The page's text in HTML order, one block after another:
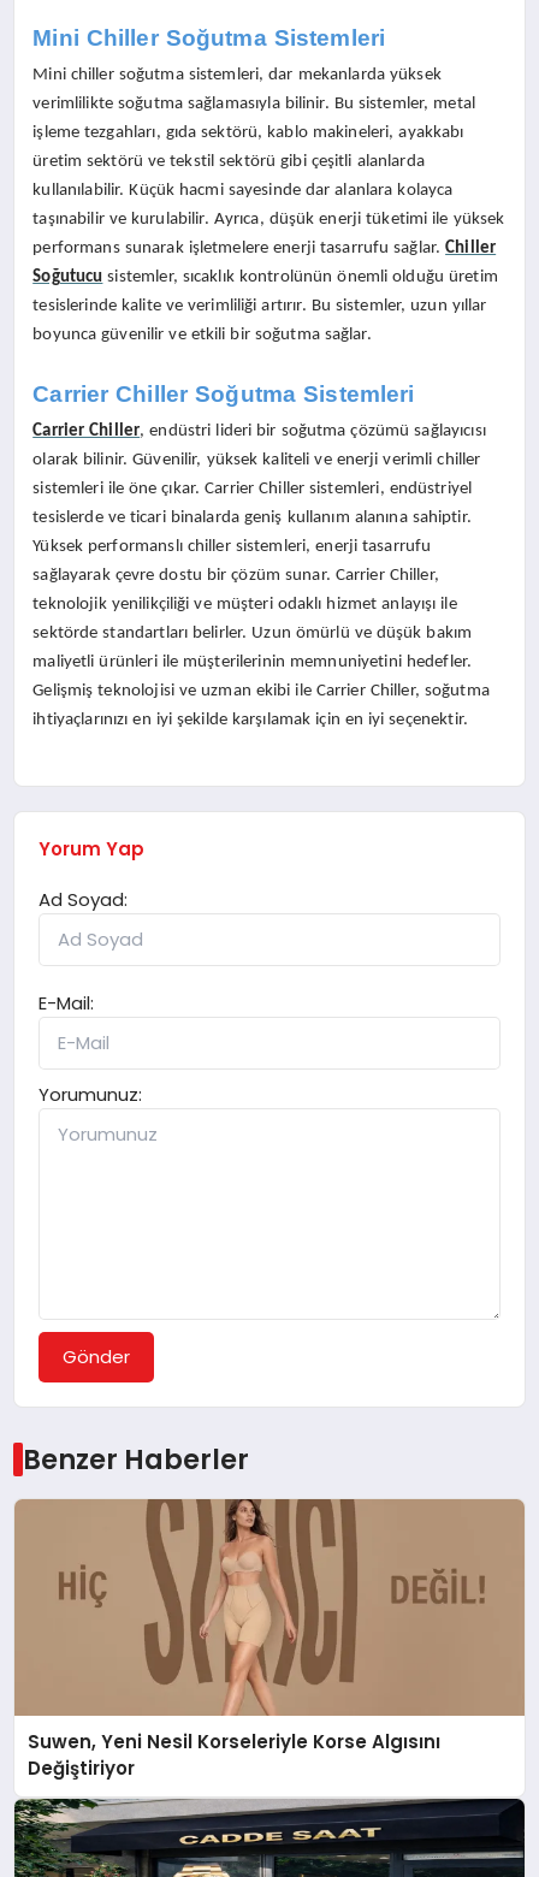
Mini Chiller Soğutma Sistemleri
Mini chiller soğutma sistemleri, dar mekanlarda yüksek
verimlilikte soğutma sağlamasıyla bilinir. Bu sistemler, metal
işleme tezgahları, gıda sektörü, kablo makineleri, ayakkabı
üretim sektörü ve tekstil sektörü gibi çeşitli alanlarda
kullanılabilir. Küçük hacmi sayesinde dar alanlara kolayca
taşınabilir ve kurulabilir. Ayrıca, düşük enerji tüketimi ile yüksek
performans sunarak işletmelere enerji tasarrufu sağlar.Chiller
Soğutucu sistemler, sıcaklık kontrolünün önemli olduğu üretim
tesislerinde kalite ve verimliliği artırır. Bu sistemler, uzun yıllar
boyunca güvenilir ve etkili bir soğutma sağlar.
Carrier Chiller Soğutma Sistemleri
Carrier Chiller, endüstri lideri bir soğutma çözümü sağlayıcısı
olarak bilinir. Güvenilir, yüksek kaliteli ve enerji verimli chiller
sistemleri ile öne çıkar. Carrier Chiller sistemleri, endüstriyel
tesislerde ve ticari binalarda geniş kullanım alanına sahiptir.
Yüksek performanslı chiller sistemleri, enerji tasarrufu
sağlayarak çevre dostu bir çözüm sunar. Carrier Chiller,
teknolojik yenilikçiliği ve müşteri odaklı hizmet anlayışı ile
sektörde standartları belirler. Uzun ömürlü ve düşük bakım
maliyetli ürünleri ile müşterilerinin memnuniyetini hedefler.
Gelişmiş teknolojisi ve uzman ekibi ile Carrier Chiller, soğutma
ihtiyaçlarınızı en iyi şekilde karşılamak için en iyi seçenektir.
Yorum Yap
Ad Soyad:
E-Mail:
Yorumunuz:
Gönder
Benzer Haberler
Suwen, Yeni Nesil Korseleriyle Korse Algısını
Değiştiriyor